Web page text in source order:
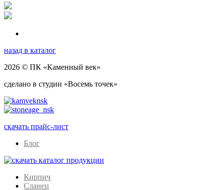
назад в каталог
2026 © ПК «Каменный век»
сделано в студии «Восемь точек»
скачать прайс-лист
Блог
Кирпич
Сланец